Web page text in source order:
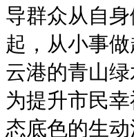
导群众从自
起，从小事
云港的青山
为提升市民
态底色的生动